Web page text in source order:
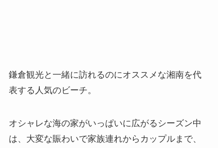
鎌倉観光と一緒に訪れるのにオススメな湘南を代
表する人気のビーチ。
オシャレな海の家がいっぱいに広がるシーズン中
は、大変な賑わいで家族連れからカップルまで、